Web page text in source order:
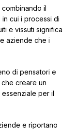
il
cui i processi di
e vissuti significa
aziende che i
di pensatori e
creare un
per il
e riportano